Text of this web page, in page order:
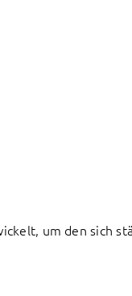
um den sich